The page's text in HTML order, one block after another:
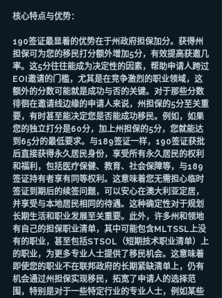
核心特点与优势：
190签证最显着的优势在于州政府担保加分。获得州
担保可为您的移民打分额外增加5分，有效提高获邀几
率。这5分往往能成为决定性的因素，帮助申请人跨过
EOI邀请的门槛，尤其是在竞争激烈的职业领域，这
额外的分数可能就是成功与否的关键。对于那些分数
徘徊在邀请线边缘的申请人来说，州担保的5分至关重
要，有时甚至能决定您是否能成功移民。例如，如果
您的独立打分是60分，加上州担保的5分，您就能达
到65分的最低要求。与189签证一样，190签证获批
后直接获得永久居民身份，享受所有永久居民的权利
和福利，包括医疗保健、教育、社会保障等，与189
签证持有者享有同等权利。这意味着您无需担心临时
签证到期后的续签问题，可以安心在澳大利亚定居，
并享受与本地居民相同的待遇。这种确定性对于规划
长期生活和职业发展至关重要。此外，许多州和领地
有自己的担保职业清单，其中可能包含MLTSSL上没
有的职业，甚至包括STSOL（短期技术职业清单）上
的职业，为更多专业人士提供了移民机会。这意味着
即使您的职业不在联邦政府的长期紧缺清单上，仍有
机会通过州担保实现移民，拓宽了申请人的选择范
围，特别是对于一些特定行业的专业人士，例如某些